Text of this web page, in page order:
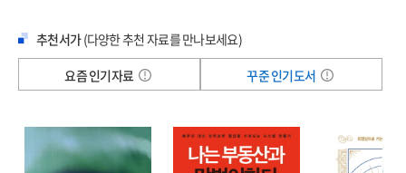
추천서가(다양한 추천 자료를 만나보세요)
요즘 인기자료
꾸준 인기도서